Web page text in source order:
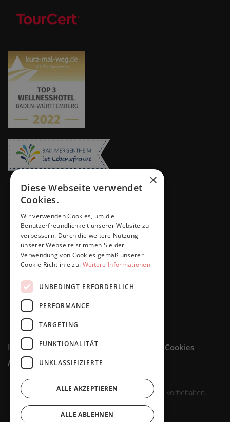
Impressum Datenschutzerklärung
Cookies
AGB
Widerruf
Marita Schaffers GmbH © 2023. Alle Rechte vorbehalten.
×
Diese Webseite verwendet
Cookies.
Wir verwenden Cookies, um die
Benutzerfreundlichkeit unserer Website zu
verbessern. Durch die weitere Nutzung
unserer Webseite stimmen Sie der
Verwendung von Cookies gemäß unserer
Cookie-Richtlinie zu. Weitere Informationen
UNBEDINGT ERFORDERLICH
PERFORMANCE
TARGETING
FUNKTIONALITÄT
UNKLASSIFIZIERTE
ALLE AKZEPTIEREN
ALLE ABLEHNEN